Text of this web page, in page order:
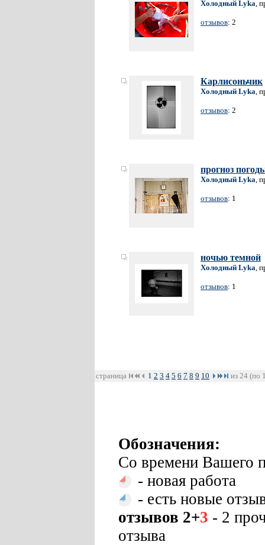
Холодный Lyka,
отзывов: 2
Карлисоньчик
Холодный Lyka,
отзывов: 2
прогноз
Холодный Lyka,
отзывов: 1
ночью темной
Холодный Lyka,
отзывов: 1
страница 1 2 3 4 5 6 7 8 9 10 из 24 (по
Обозначения:
Со времени Вашего
- новая работа
- есть новые
отзывов 2+3 - 2
отзыва